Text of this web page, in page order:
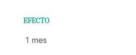
EFECTO
1 mes